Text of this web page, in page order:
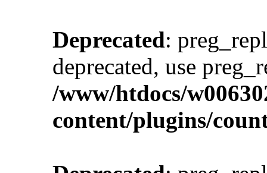
Deprecated:
deprecated, use
/www/htdocs/
content/plugins/